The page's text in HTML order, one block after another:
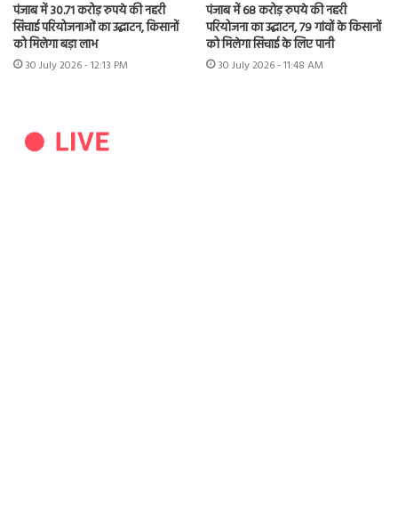
पंजाब में 30.71 करोड़ रुपये की नहरी
सिंचाई परियोजनाओं का उद्घाटन, किसानों
को मिलेगा बड़ा लाभ
30 July 2026 - 12:13 PM
पंजाब में 68 करोड़ रुपये की नहरी
परियोजना का उद्घाटन, 79 गांवों के किसानों
को मिलेगा सिंचाई के लिए पानी
30 July 2026 - 11:48 AM